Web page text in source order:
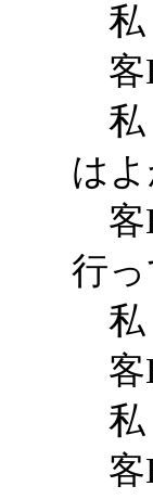
私
客
私
はよ
客
行っ
私
客
私
客